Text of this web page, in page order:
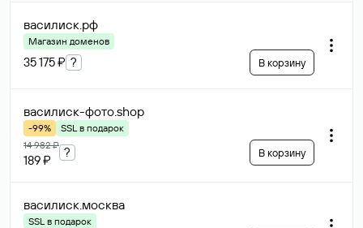
василиск.рф
Магазин доменов
35 175 ₽ ? В корзину
василиск-фото.shop
-99%
SSL в подарок
14 982 ₽
189 ₽
? В корзину
василиск.москва
SSL в подарок